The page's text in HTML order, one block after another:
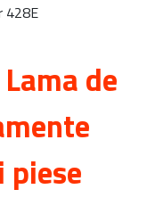
428E
Lama de
piese